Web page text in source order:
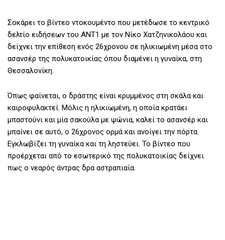
Σοκάρει το βίντεο ντοκουμέντο που μετέδωσε το κεντρικό
δελτίο ειδήσεων του ΑΝΤ1 με τον Νίκο Χατζηνικολάου και
δείχνει την επίθεση ενός 26χρονου σε ηλικιωμένη μέσα στο
ασανσέρ της πολυκατοικίας όπου διαμένει η γυναίκα, στη
Θεσσαλονίκη.
Όπως φαίνεται, ο δράστης είναι κρυμμένος στη σκάλα και
καιροφυλακτεί. Μόλις η ηλικιωμένη, η οποία κρατάει
μπαστούνι και μία σακούλα με ψώνια, καλεί το ασανσέρ και
μπαίνει σε αυτό, ο 26χρονος ορμά και ανοίγει την πόρτα.
Εγκλωβίζει τη γυναίκα και τη ληστεύει. Το βίντεο που
προέρχεται από το εσωτερικό της πολυκατοικίας δείχνει
πως ο νεαρός άντρας δρα αστραπιαία.